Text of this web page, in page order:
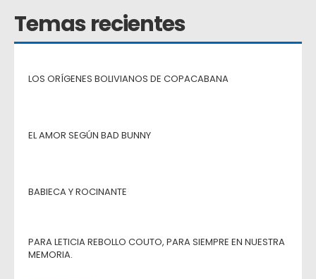
Temas recientes
LOS ORÍGENES BOLIVIANOS DE COPACABANA
EL AMOR SEGÚN BAD BUNNY
BABIECA Y ROCINANTE
PARA LETICIA REBOLLO COUTO, PARA SIEMPRE EN NUESTRA
MEMORIA.